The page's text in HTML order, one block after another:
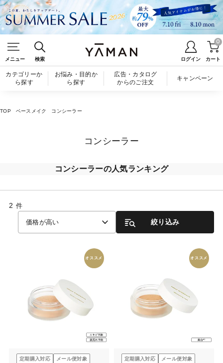
メニュー 検索 ログイン カート
0
カテゴリーか
ら探す
お悩み・目的か
ら探す
広告・カタログ
からのご注文
キャンペーン
TOP ベースメイク コンシーラー
コンシーラー
コンシーラーの人気ランキング
2 件
価格が高い 絞り込み
オススメ
定期購入対応
メール便対象
オススメ
定期購入対応
メール便対象